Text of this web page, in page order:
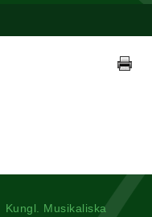
Kungl. Musikaliska